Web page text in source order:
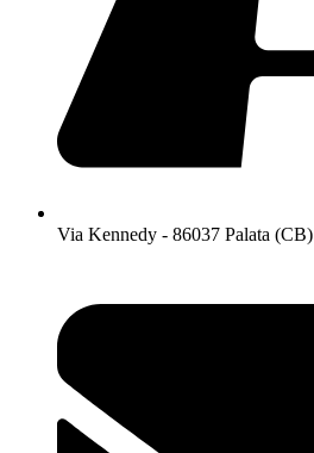
Via Kennedy - 86037 Palata (CB)